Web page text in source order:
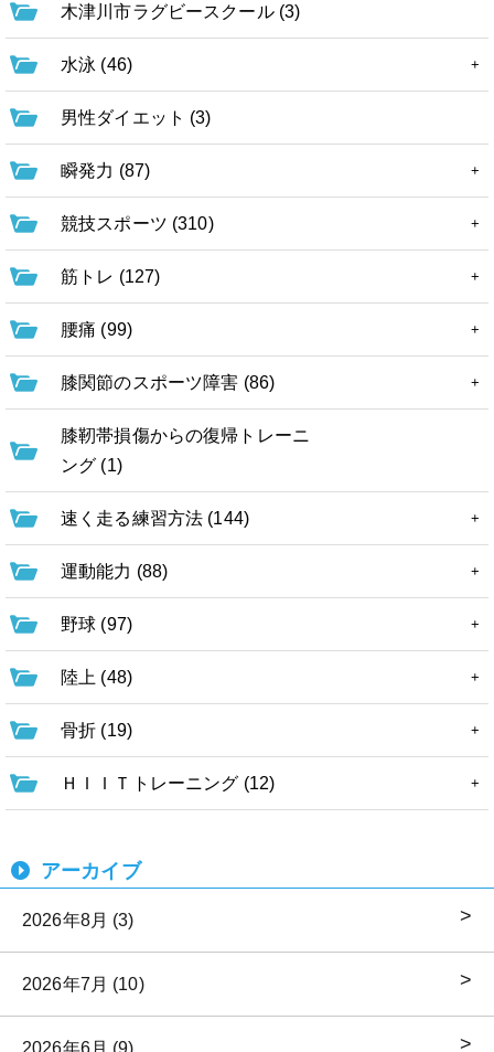
木津川市ラグビースクール (3)
水泳 (46)
男性ダイエット (3)
瞬発力 (87)
競技スポーツ (310)
筋トレ (127)
腰痛 (99)
膝関節のスポーツ障害 (86)
膝靭帯損傷からの復帰トレーニ
ング (1)
速く走る練習方法 (144)
運動能力 (88)
野球 (97)
陸上 (48)
骨折 (19)
ＨＩＩＴトレーニング (12)
アーカイブ
2026年8月 (3)
2026年7月 (10)